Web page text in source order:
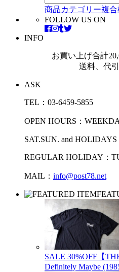
商品カテゴリー複
FOLLOW US ON
INFO
お買い上げ合計
送料、代
ASK
TEL：03-6459-5855
OPEN HOURS：
SAT.SUN. and HOLIDAYS
REGULAR HOLIDAY：
MAIL： info@post78.net
SALE 30%OFF【
Definitely Maybe